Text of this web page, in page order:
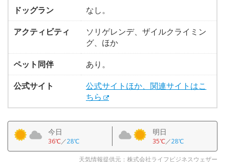
ドッグラン
なし。
アクティビティ
ソリゲレンデ、ザイルクライミン
グ、ほか
ペット同伴
あり。
公式サイト
公式サイトほか、関連サイトはこ
ちら
今日
36℃／28℃
明日
35℃／28℃
天気情報提供元：株式会社ライフビジネスウェザー